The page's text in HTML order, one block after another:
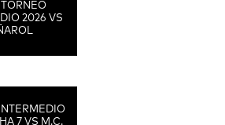
2026 VS
7 VS M.C.